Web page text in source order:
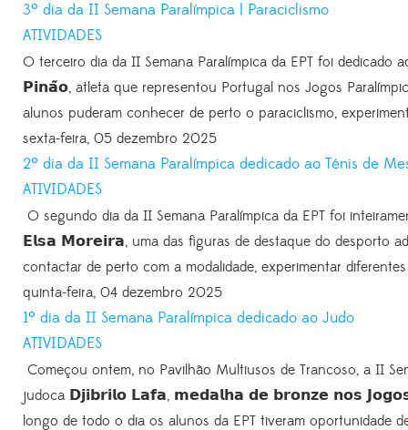
3º dia da II Semana Paralímpica | Paraciclismo
ATIVIDADES
O terceiro dia da II Semana Paralímpica da EPT foi
𝗣𝗶𝗻𝗮̃𝗼, atleta que representou Portugal nos Jogos
alunos puderam conhecer de perto o paraciclismo,
sexta-feira, 05 dezembro 2025
2º dia da II Semana Paralímpica dedicado ao Ténis de
ATIVIDADES
O segundo dia da II Semana Paralímpica da EPT foi
𝗘𝗹𝘀𝗮 𝗠𝗼𝗿𝗲𝗶𝗿𝗮, uma das figuras de destaque do desporto
contactar de perto com a modalidade, experimentar
quinta-feira, 04 dezembro 2025
1º dia da II Semana Paralímpica dedicado ao Judo
ATIVIDADES
Começou ontem, no Pavilhão Multiusos de Trancoso, a II
judoca 𝗗𝗷𝗶𝗯𝗿𝗶𝗹𝗼 𝗟𝗮𝗳𝗮, 𝗺𝗲𝗱𝗮𝗹𝗵𝗮 𝗱𝗲 𝗯𝗿𝗼𝗻𝘇𝗲 𝗻𝗼𝘀
longo de todo o dia os alunos da EPT tiveram oportunidade